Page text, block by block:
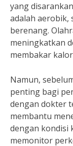
yang
adalah aerobik,
berenang.
meningkatkan
membakar
Namun,
penting bagi
dengan dokter
membantu
dengan kondisi
memonitor